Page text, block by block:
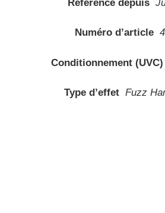
Référencé depuis
Numéro d’article
Conditionnement (UVC)
Type d’effet Fuzz